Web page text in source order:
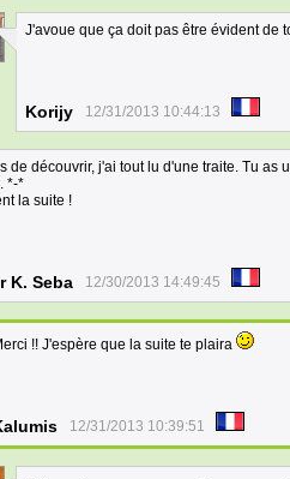
J'avoue que ça doit pas être évident de
Korijy 12/31/2013 10:44:13
de découvrir, j'ai tout lu d'une traite. Tu
*-*
la suite !
K. Seba 12/30/2013 14:49:45
!! J'espère que la suite te plaira
12/31/2013 10:39:51